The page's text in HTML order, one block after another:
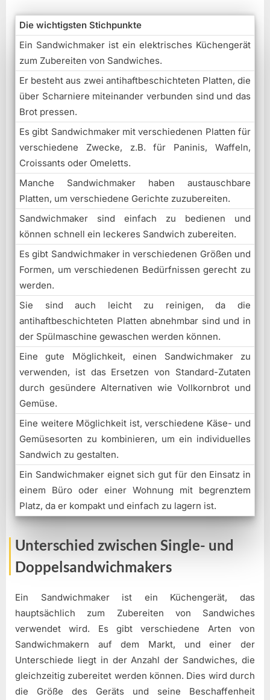
Die wichtigsten Stichpunkte
Ein Sandwichmaker ist ein elektrisches Küchengerät
zum Zubereiten von Sandwiches.
Er besteht aus zwei antihaftbeschichteten Platten, die
über Scharniere miteinander verbunden sind und das
Brot pressen.
Es gibt Sandwichmaker mit verschiedenen Platten für
verschiedene Zwecke, z.B. für Paninis, Waffeln,
Croissants oder Omeletts.
Manche Sandwichmaker haben austauschbare
Platten, um verschiedene Gerichte zuzubereiten.
Sandwichmaker sind einfach zu bedienen und
können schnell ein leckeres Sandwich zubereiten.
Es gibt Sandwichmaker in verschiedenen Größen und
Formen, um verschiedenen Bedürfnissen gerecht zu
werden.
Sie sind auch leicht zu reinigen, da die
antihaftbeschichteten Platten abnehmbar sind und in
der Spülmaschine gewaschen werden können.
Eine gute Möglichkeit, einen Sandwichmaker zu
verwenden, ist das Ersetzen von Standard-Zutaten
durch gesündere Alternativen wie Vollkornbrot und
Gemüse.
Eine weitere Möglichkeit ist, verschiedene Käse- und
Gemüsesorten zu kombinieren, um ein individuelles
Sandwich zu gestalten.
Ein Sandwichmaker eignet sich gut für den Einsatz in
einem Büro oder einer Wohnung mit begrenztem
Platz, da er kompakt und einfach zu lagern ist.
Unterschied zwischen Single- und
Doppelsandwichmakers
Ein Sandwichmaker ist ein Küchengerät, das
hauptsächlich zum Zubereiten von Sandwiches
verwendet wird. Es gibt verschiedene Arten von
Sandwichmakern auf dem Markt, und einer der
Unterschiede liegt in der Anzahl der Sandwiches, die
gleichzeitig zubereitet werden können. Dies wird durch
die Größe des Geräts und seine Beschaffenheit